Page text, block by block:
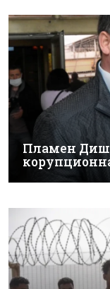
Пламен